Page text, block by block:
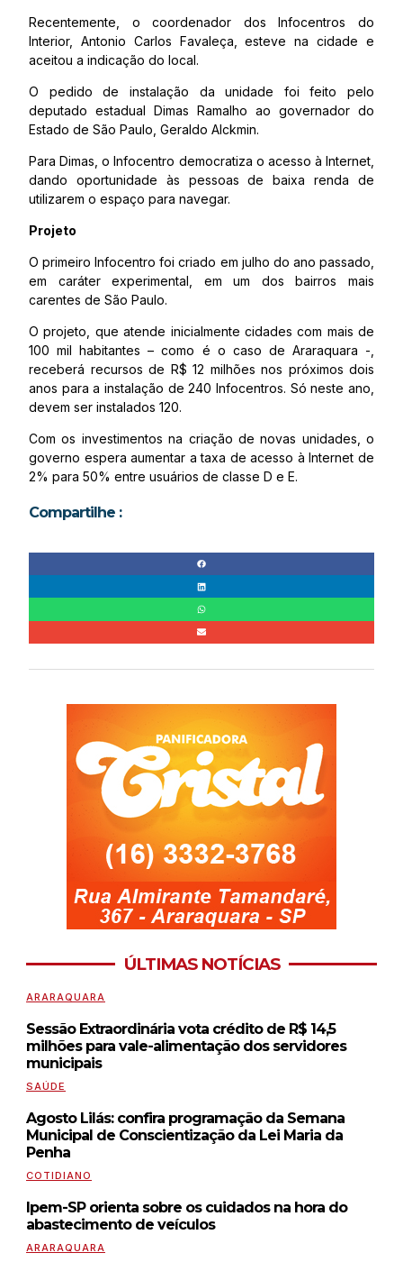
Recentemente, o coordenador dos Infocentros do
Interior, Antonio Carlos Favaleça, esteve na cidade e
aceitou a indicação do local.
O pedido de instalação da unidade foi feito pelo
deputado estadual Dimas Ramalho ao governador do
Estado de São Paulo, Geraldo Alckmin.
Para Dimas, o Infocentro democratiza o acesso à Internet,
dando oportunidade às pessoas de baixa renda de
utilizarem o espaço para navegar.
Projeto
O primeiro Infocentro foi criado em julho do ano passado,
em caráter experimental, em um dos bairros mais
carentes de São Paulo.
O projeto, que atende inicialmente cidades com mais de
100 mil habitantes – como é o caso de Araraquara -,
receberá recursos de R$ 12 milhões nos próximos dois
anos para a instalação de 240 Infocentros. Só neste ano,
devem ser instalados 120.
Com os investimentos na criação de novas unidades, o
governo espera aumentar a taxa de acesso à Internet de
2% para 50% entre usuários de classe D e E.
Compartilhe :
ÚLTIMAS NOTÍCIAS
ARARAQUARA
Sessão Extraordinária vota crédito de R$ 14,5
milhões para vale-alimentação dos servidores
municipais
SAÚDE
Agosto Lilás: confira programação da Semana
Municipal de Conscientização da Lei Maria da
Penha
COTIDIANO
Ipem-SP orienta sobre os cuidados na hora do
abastecimento de veículos
ARARAQUARA